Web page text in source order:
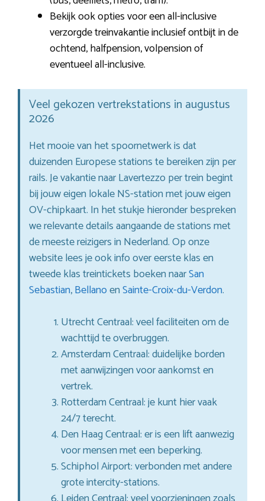
Bekijk ook opties voor een all-inclusive
verzorgde treinvakantie inclusief ontbijt in de
ochtend, halfpension, volpension of
eventueel all-inclusive.
Veel gekozen vertrekstations in augustus
2026
Het mooie van het spoornetwerk is dat
duizenden Europese stations te bereiken zijn per
rails. Je vakantie naar Lavertezzo per trein begint
bij jouw eigen lokale NS-station met jouw eigen
OV-chipkaart. In het stukje hieronder bespreken
we relevante details aangaande de stations met
de meeste reizigers in Nederland. Op onze
website lees je ook info over eerste klas en
tweede klas treintickets boeken naarSan
Sebastian,BellanoenSainte-Croix-du-Verdon.
Utrecht Centraal: veel faciliteiten om de
wachttijd te overbruggen.
Amsterdam Centraal: duidelijke borden
met aanwijzingen voor aankomst en
vertrek.
Rotterdam Centraal: je kunt hier vaak
24/7 terecht.
Den Haag Centraal: er is een lift aanwezig
voor mensen met een beperking.
Schiphol Airport: verbonden met andere
grote intercity-stations.